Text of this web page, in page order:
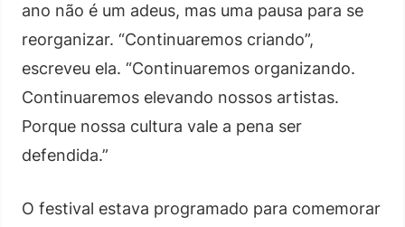
ano não é um adeus, mas uma pausa para se
reorganizar. “Continuaremos criando”,
escreveu ela. “Continuaremos organizando.
Continuaremos elevando nossos artistas.
Porque nossa cultura vale a pena ser
defendida.”
O festival estava programado para comemorar